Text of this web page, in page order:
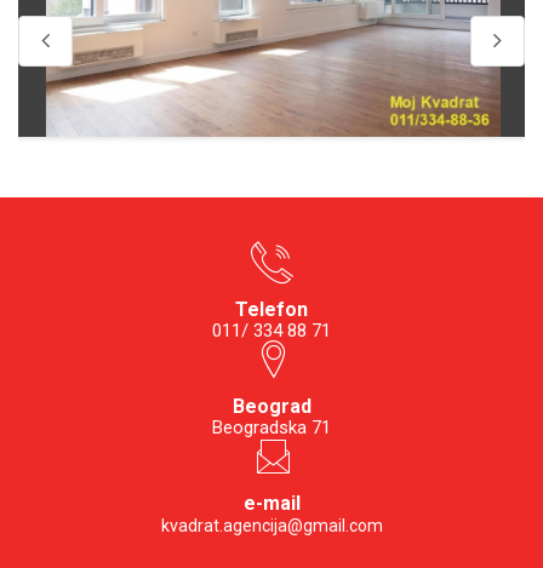
Telefon
011/ 334 88 71
Beograd
Beogradska 71
e-mail
kvadrat.agencija@gmail.com